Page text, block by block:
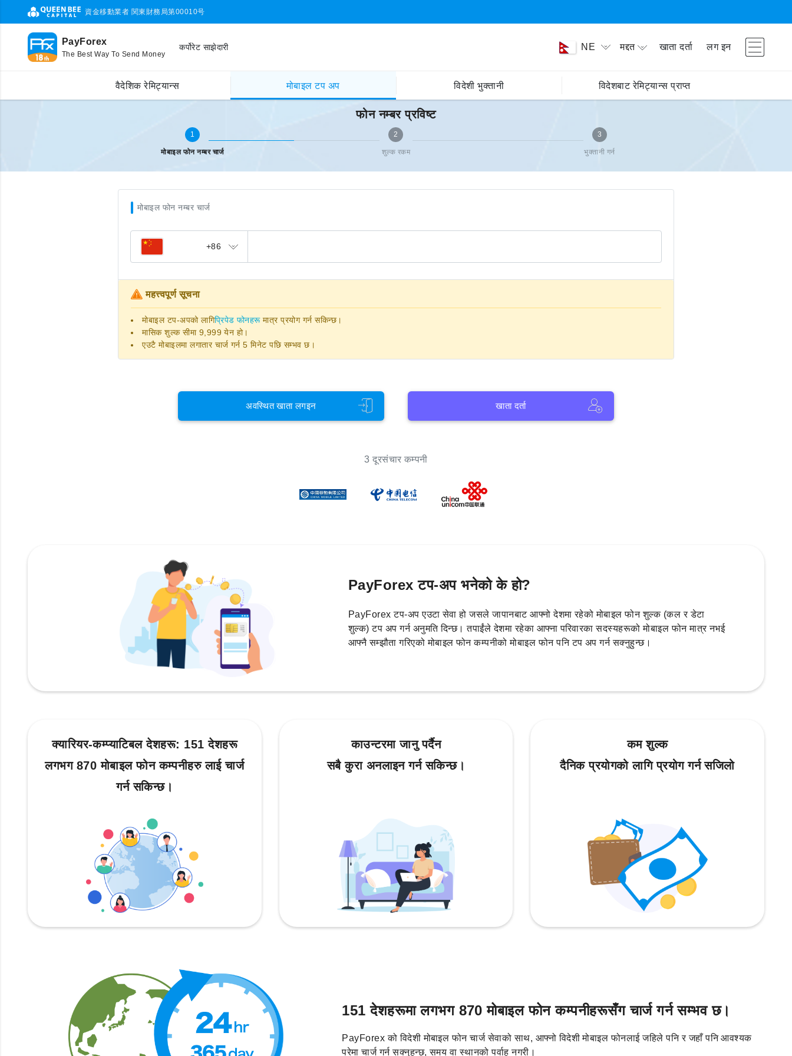
資金移動業者 関東財務局第00010号
PayForex
The Best Way To Send Money
कर्पोरेट साझेदारी NE मद्दत खाता दर्ता लग इन
वैदेशिक रेमिट्यान्स मोबाइल टप अप विदेशी भुक्तानी विदेशबाट रेमिट्यान्स प्राप्त
फोन नम्बर प्रविष्ट
फोन नम्बर प्रविष्ट
1
मोबाइल फोन नम्बर चार्ज
2
शुल्क रकम
3
भुक्तानी गर्न
मोबाइल फोन नम्बर चार्ज
+86
महत्त्वपूर्ण सूचना
मोबाइल टप-अपको लागिप्रिपेड फोनहरूमात्र प्रयोग गर्न सकिन्छ।
मासिक शुल्क सीमा 9,999 येन हो।
एउटै मोबाइलमा लगातार चार्ज गर्न 5 मिनेट पछि सम्भव छ।
अवस्थित खाता लगइन खाता दर्ता
3 दूरसंचार कम्पनी
PayForex टप-अप भनेको के हो?
PayForex टप-अप एउटा सेवा हो जसले जापानबाट आफ्नो देशमा रहेको मोबाइल फोन शुल्क (कल र डेटा
शुल्क) टप अप गर्न अनुमति दिन्छ। तपाईंले देशमा रहेका आफ्ना परिवारका सदस्यहरूको मोबाइल फोन मात्र नभई
आफ्नै सम्झौता गरिएको मोबाइल फोन कम्पनीको मोबाइल फोन पनि टप अप गर्न सक्नुहुन्छ।
क्यारियर-कम्प्याटिबल देशहरू: 151 देशहरू
लगभग 870 मोबाइल फोन कम्पनीहरु लाई चार्ज
गर्न सकिन्छ।
काउन्टरमा जानु पर्दैन
सबै कुरा अनलाइन गर्न सकिन्छ।
कम शुल्क
दैनिक प्रयोगको लागि प्रयोग गर्न सजिलो
151 देशहरूमा लगभग 870 मोबाइल फोन कम्पनीहरूसँग चार्ज गर्न सम्भव छ।
PayForex को विदेशी मोबाइल फोन चार्ज सेवाको साथ, आफ्नो विदेशी मोबाइल फोनलाई जहिले पनि र जहाँ पनि आवश्यक
परेमा चार्ज गर्न सक्नुहुन्छ, समय वा स्थानको पर्वाह नगरी।